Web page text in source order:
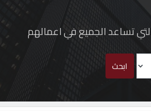
تساعد الجميع في اعمالهم
ابحث